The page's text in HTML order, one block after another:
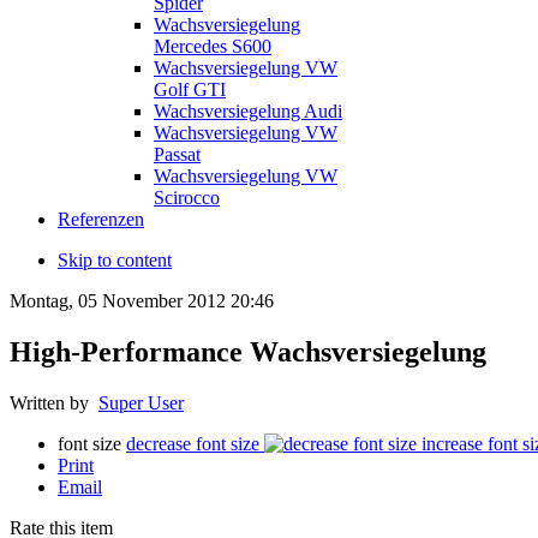
Wachsversiegelung
Mercedes S600
Wachsversiegelung VW
Golf GTI
Wachsversiegelung Audi
Wachsversiegelung VW
Passat
Wachsversiegelung VW
Scirocco
Referenzen
Skip to content
Montag, 05 November 2012 20:46
High-Performance Wachsversiegelung
Written by Super User
font size decrease font size
increase font
Print
Email
Rate this item